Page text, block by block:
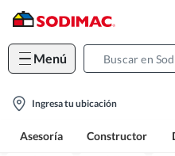
Menú
location-
Ingresa tu ubicación
Asesoría Constructor